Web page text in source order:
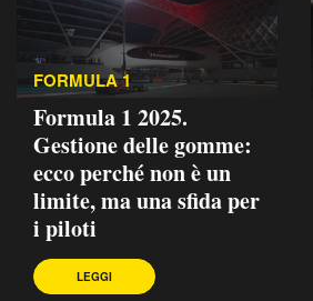
FORMULA 1
Formula 1 2025.
Gestione delle gomme:
ecco perché non è un
limite, ma una sfida per
i piloti
LEGGI